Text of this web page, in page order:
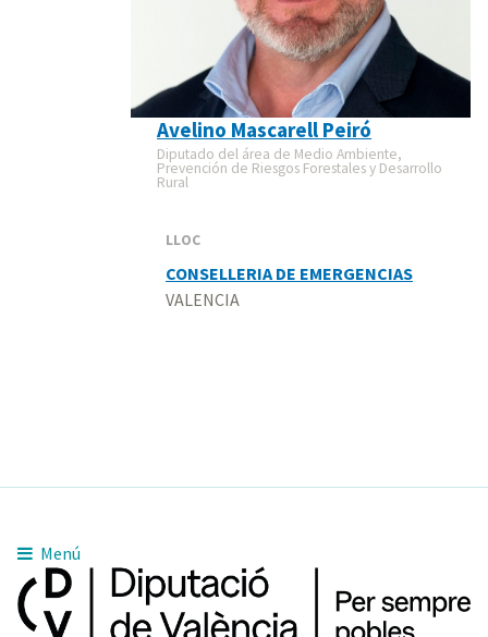
Avelino Mascarell Peiró
Diputado del área de Medio Ambiente,
Prevención de Riesgos Forestales y Desarrollo
Rural
LLOC
CONSELLERIA DE EMERGENCIAS
VALENCIA
Menú